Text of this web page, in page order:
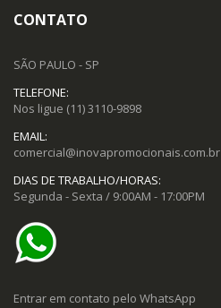
CONTATO
SÃO PAULO - SP
TELEFONE:
Nos ligue (11) 3110-9898
EMAIL:
comercial@inovapromocionais.com.br
DIAS DE TRABALHO/HORAS:
Segunda - Sexta / 9:00AM - 17:00PM
Entrar em contato pelo WhatsApp